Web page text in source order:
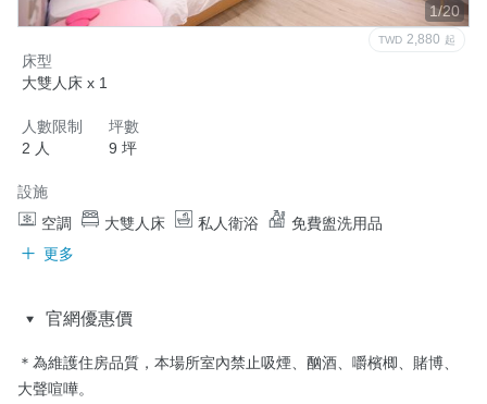
1/20
TWD 2,880 起
床型
大雙人床 x 1
人數限制
2 人
坪數
9 坪
設施
空調
大雙人床 私人衛浴
免費盥洗用品
更多
官網優惠價
＊為維護住房品質，本場所室內禁止吸煙、酗酒、嚼檳楖、賭博、
大聲喧嘩。